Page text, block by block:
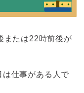
または22時前後が
仕事がある人で